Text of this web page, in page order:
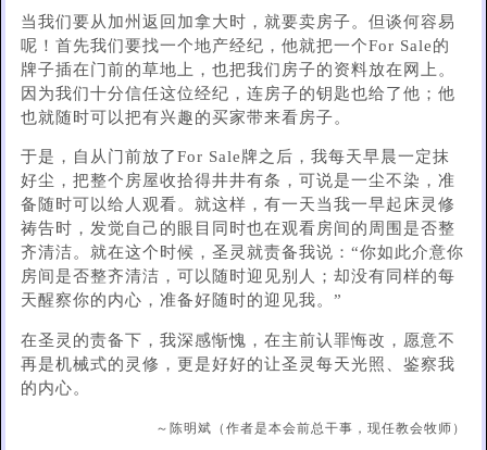
当我们要从加州返回加拿大时，就要卖房子。但谈何容易
呢！首先我们要找一个地产经纪，他就把一个For Sale的
牌子插在门前的草地上，也把我们房子的资料放在网上。
因为我们十分信任这位经纪，连房子的钥匙也给了他；他
也就随时可以把有兴趣的买家带来看房子。
于是，自从门前放了For Sale牌之后，我每天早晨一定抹
好尘，把整个房屋收拾得井井有条，可说是一尘不染，准
备随时可以给人观看。就这样，有一天当我一早起床灵修
祷告时，发觉自己的眼目同时也在观看房间的周围是否整
齐清洁。就在这个时候，圣灵就责备我说：“你如此介意你
房间是否整齐清洁，可以随时迎见别人；却没有同样的每
天醒察你的内心，准备好随时的迎见我。”
在圣灵的责备下，我深感惭愧，在主前认罪悔改，愿意不
再是机械式的灵修，更是好好的让圣灵每天光照、鉴察我
的内心。
～陈明斌（作者是本会前总干事，现任教会牧师）